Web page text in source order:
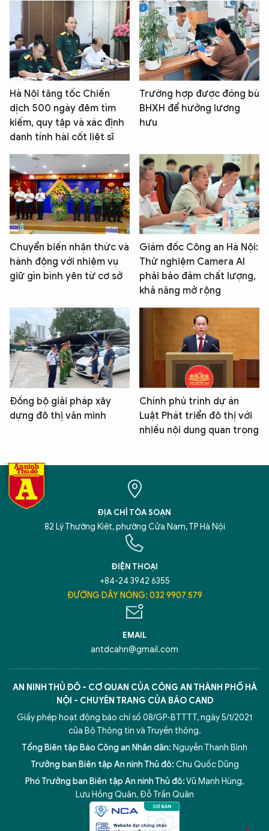
Hà Nội tăng tốc Chiến
dịch 500 ngày đêm tìm
kiếm, quy tập và xác định
danh tính hài cốt liệt sĩ
Trường hợp được đóng bù
BHXH để hưởng lương
hưu
Chuyển biến nhận thức và
hành động với nhiệm vụ
giữ gìn bình yên từ cơ sở
Giám đốc Công an Hà Nội:
Thử nghiệm Camera AI
phải bảo đảm chất lượng,
khả năng mở rộng
Đồng bộ giải pháp xây
dựng đô thị văn minh
Chính phủ trình dự án
Luật Phát triển đô thị với
nhiều nội dung quan trọng
ĐỊA CHỈ TÒA SOẠN
82 Lý Thường Kiệt, phường Cửa Nam, TP Hà Nội
ĐIỆN THOẠI
+84-24 3942 6355
ĐƯỜNG DÂY NÓNG: 032 9907 579
EMAIL
antdcahn@gmail.com
AN NINH THỦ ĐÔ - CƠ QUAN CỦA CÔNG AN THÀNH PHỐ HÀ
NỘI - CHUYÊN TRANG CỦA BÁO CAND
Giấy phép hoạt động báo chí số 08/GP-BTTTT, ngày 5/1/2021
của Bộ Thông tin và Truyền thông.
Tổng Biên tập Báo Công an Nhân dân: Nguyễn Thanh Bình
Trưởng ban Biên tập An ninh Thủ đô: Chu Quốc Dũng
Phó Trưởng ban Biên tập An ninh Thủ đô:Vũ Mạnh Hùng,
Lưu Hồng Quân, Đỗ Trần Quân
5 điểm nghẽn của Hà Nội giải pháp xử lý điểm nghẽn của